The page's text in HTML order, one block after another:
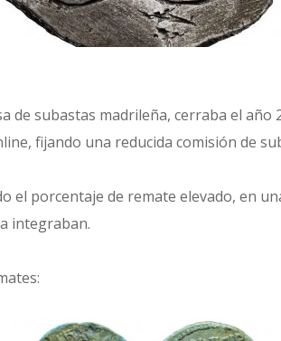
de subastas madrileña, cerraba el año
fijando una reducida comisión de
el porcentaje de remate elevado, en
integraban.